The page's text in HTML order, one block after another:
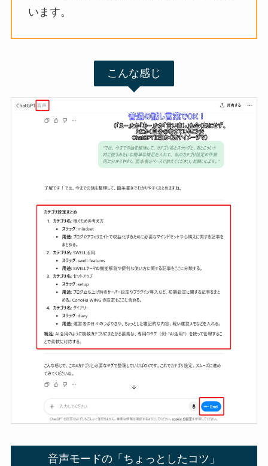
います。
こんな感じ
音声モードの「ちょっとしたコツ」